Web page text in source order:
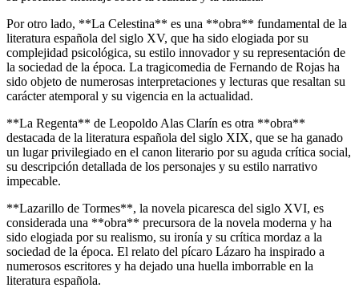
Por otro lado, **La Celestina** es una **obra** fundamental de la
literatura española del siglo XV, que ha sido elogiada por su
complejidad psicológica, su estilo innovador y su representación de
la sociedad de la época. La tragicomedia de Fernando de Rojas ha
sido objeto de numerosas interpretaciones y lecturas que resaltan su
carácter atemporal y su vigencia en la actualidad.
**La Regenta** de Leopoldo Alas Clarín es otra **obra**
destacada de la literatura española del siglo XIX, que se ha ganado
un lugar privilegiado en el canon literario por su aguda crítica social,
su descripción detallada de los personajes y su estilo narrativo
impecable.
**Lazarillo de Tormes**, la novela picaresca del siglo XVI, es
considerada una **obra** precursora de la novela moderna y ha
sido elogiada por su realismo, su ironía y su crítica mordaz a la
sociedad de la época. El relato del pícaro Lázaro ha inspirado a
numerosos escritores y ha dejado una huella imborrable en la
literatura española.